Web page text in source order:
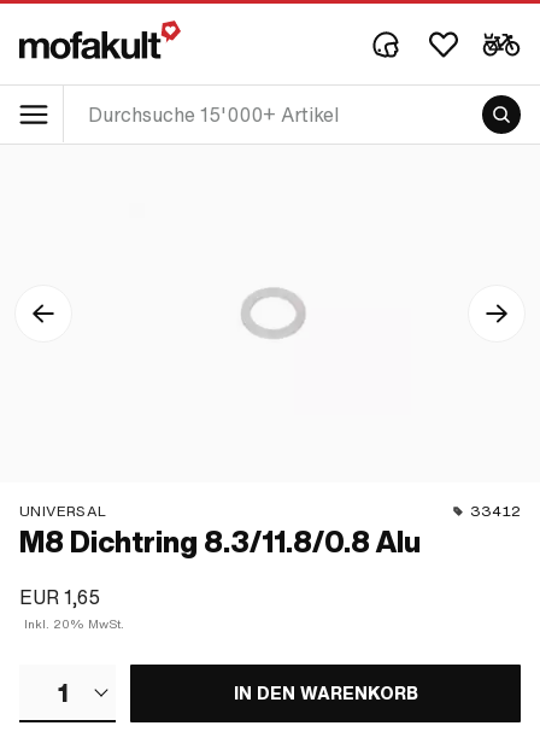
UNIVERSAL 33412
M8 Dichtring 8.3/11.8/0.8 Alu
EUR 1,65
Inkl. 20% MwSt.
1 IN DEN WARENKORB